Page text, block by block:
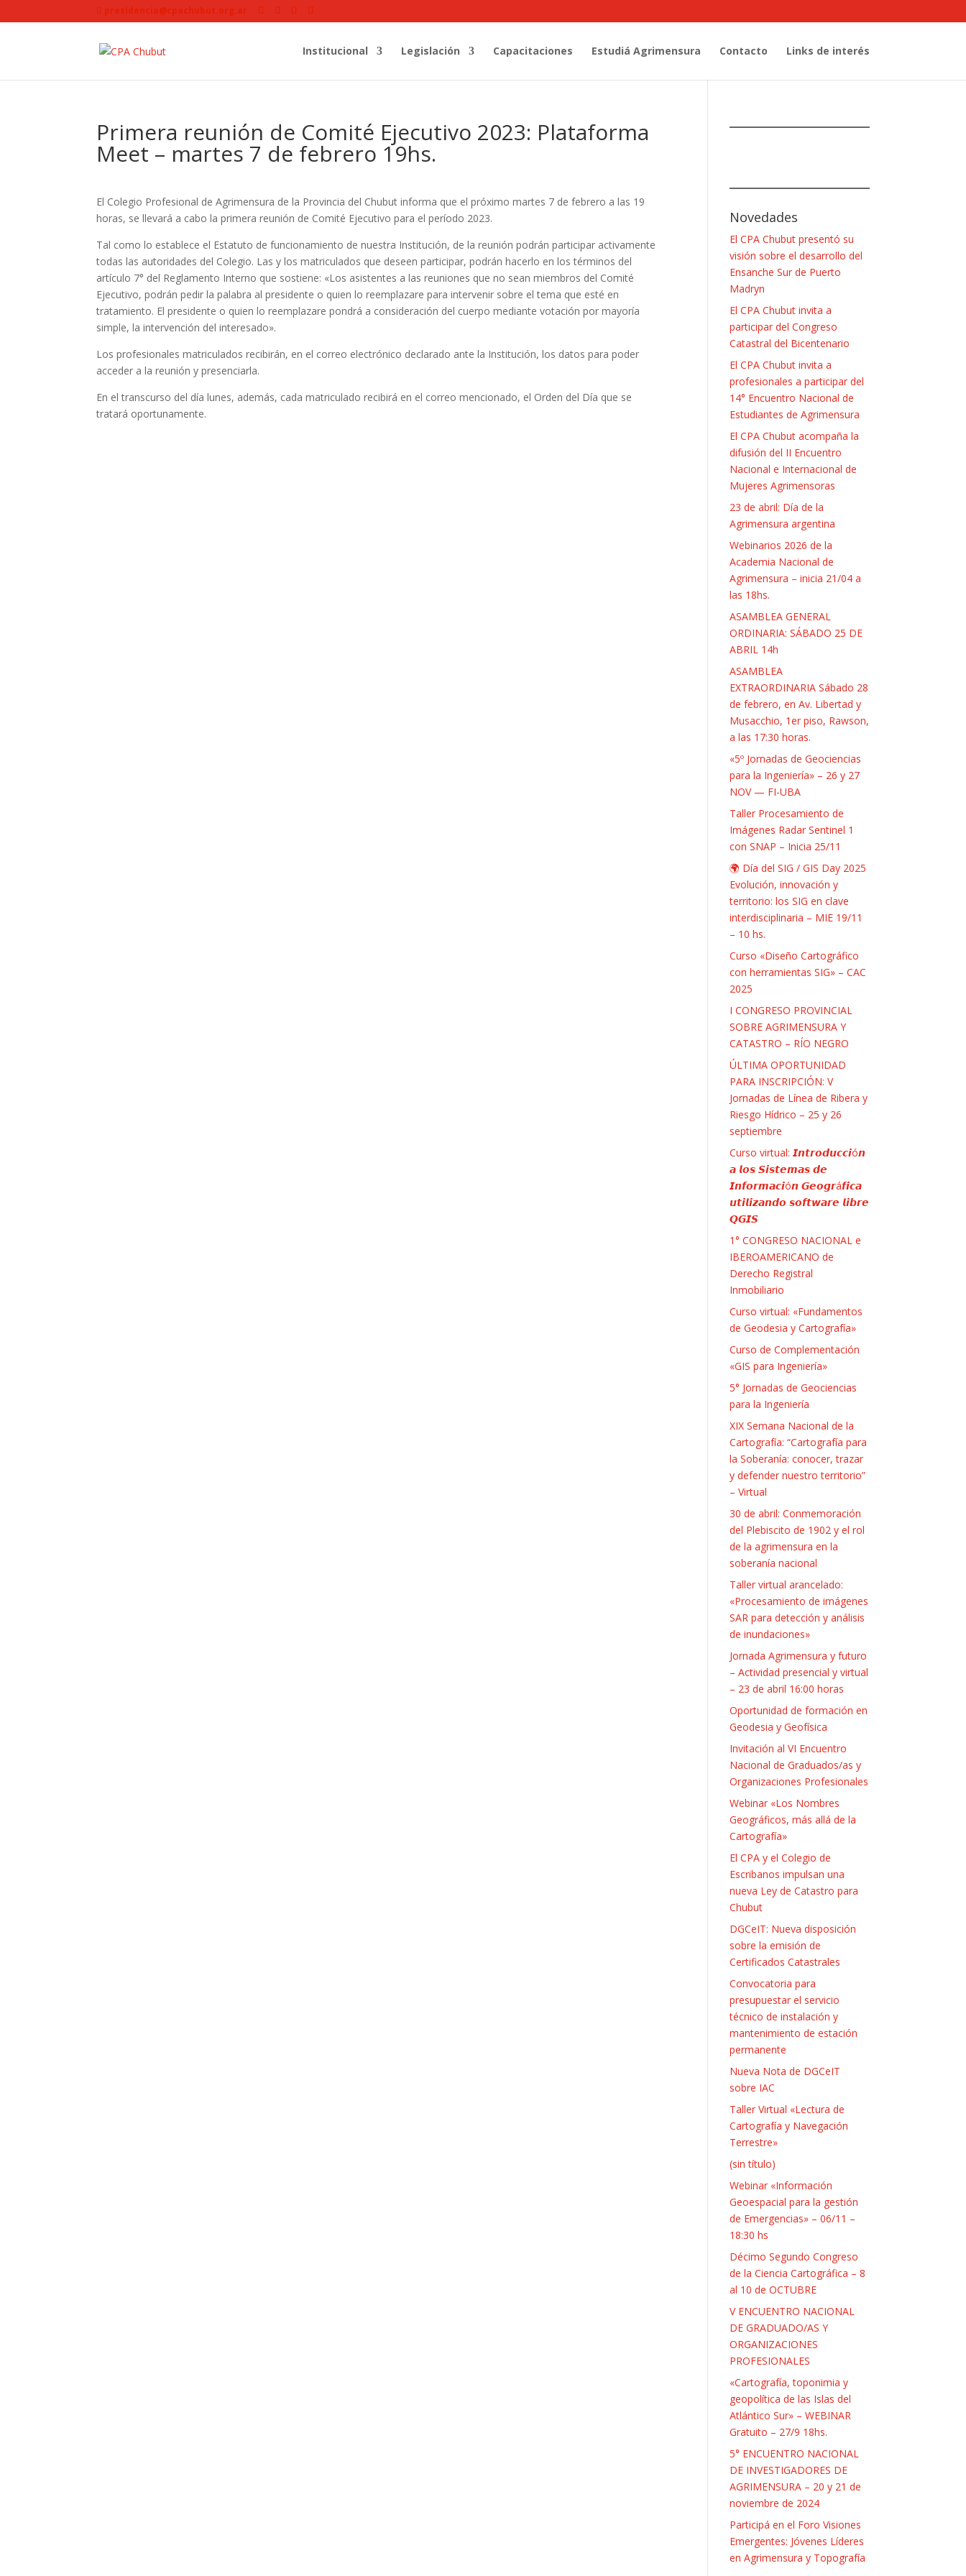
presidencia@cpachubut.org.ar
Institucional Legislación Capacitaciones Estudiá Agrimensura Contacto Links de interés
Primera reunión de Comité Ejecutivo 2023: Plataforma
Meet – martes 7 de febrero 19hs.
El Colegio Profesional de Agrimensura de la Provincia del Chubut informa que el próximo martes 7 de febrero a las 19
horas, se llevará a cabo la primera reunión de Comité Ejecutivo para el período 2023.
Tal como lo establece el Estatuto de funcionamiento de nuestra Institución, de la reunión podrán participar activamente
todas las autoridades del Colegio. Las y los matriculados que deseen participar, podrán hacerlo en los términos del
artículo 7° del Reglamento Interno que sostiene: «Los asistentes a las reuniones que no sean miembros del Comité
Ejecutivo, podrán pedir la palabra al presidente o quien lo reemplazare para intervenir sobre el tema que esté en
tratamiento. El presidente o quien lo reemplazare pondrá a consideración del cuerpo mediante votación por mayoría
simple, la intervención del interesado».
Los profesionales matriculados recibirán, en el correo electrónico declarado ante la Institución, los datos para poder
acceder a la reunión y presenciarla.
En el transcurso del día lunes, además, cada matriculado recibirá en el correo mencionado, el Orden del Día que se
tratará oportunamente.
Novedades
El CPA Chubut presentó su
visión sobre el desarrollo del
Ensanche Sur de Puerto
Madryn
El CPA Chubut invita a
participar del Congreso
Catastral del Bicentenario
El CPA Chubut invita a
profesionales a participar del
14° Encuentro Nacional de
Estudiantes de Agrimensura
El CPA Chubut acompaña la
difusión del II Encuentro
Nacional e Internacional de
Mujeres Agrimensoras
23 de abril: Día de la
Agrimensura argentina
Webinarios 2026 de la
Academia Nacional de
Agrimensura – inicia 21/04 a
las 18hs.
ASAMBLEA GENERAL
ORDINARIA: SÁBADO 25 DE
ABRIL 14h
ASAMBLEA
EXTRAORDINARIA Sábado 28
de febrero, en Av. Libertad y
Musacchio, 1er piso, Rawson,
a las 17:30 horas.
«5º Jornadas de Geociencias
para la Ingeniería» – 26 y 27
NOV — FI-UBA
Taller Procesamiento de
Imágenes Radar Sentinel 1
con SNAP – Inicia 25/11
🌍 Día del SIG / GIS Day 2025
Evolución, innovación y
territorio: los SIG en clave
interdisciplinaria – MIE 19/11
– 10 hs.
Curso «Diseño Cartográfico
con herramientas SIG» – CAC
2025
I CONGRESO PROVINCIAL
SOBRE AGRIMENSURA Y
CATASTRO – RÍO NEGRO
ÚLTIMA OPORTUNIDAD
PARA INSCRIPCIÓN: V
Jornadas de Línea de Ribera y
Riesgo Hídrico – 25 y 26
septiembre
Curso virtual: 𝙄𝙣𝙩𝙧𝙤𝙙𝙪𝙘𝙘𝙞ó𝙣
𝙖 𝙡𝙤𝙨 𝙎𝙞𝙨𝙩𝙚𝙢𝙖𝙨 𝙙𝙚
𝙄𝙣𝙛𝙤𝙧𝙢𝙖𝙘𝙞ó𝙣 𝙂𝙚𝙤𝙜𝙧á𝙛𝙞𝙘𝙖
𝙪𝙩𝙞𝙡𝙞𝙯𝙖𝙣𝙙𝙤 𝙨𝙤𝙛𝙩𝙬𝙖𝙧𝙚 𝙡𝙞𝙗𝙧𝙚
𝙌𝙂𝙄𝙎
1° CONGRESO NACIONAL e
IBEROAMERICANO de
Derecho Registral
Inmobiliario
Curso virtual: «Fundamentos
de Geodesia y Cartografía»
Curso de Complementación
«GIS para Ingeniería»
5° Jornadas de Geociencias
para la Ingeniería
XIX Semana Nacional de la
Cartografía: “Cartografía para
la Soberanía: conocer, trazar
y defender nuestro territorio”
– Virtual
30 de abril: Conmemoración
del Plebiscito de 1902 y el rol
de la agrimensura en la
soberanía nacional​
Taller virtual arancelado:
«Procesamiento de imágenes
SAR para detección y análisis
de inundaciones»
Jornada Agrimensura y futuro
– Actividad presencial y virtual
– 23 de abril 16:00 horas
Oportunidad de formación en
Geodesia y Geofísica
Invitación al VI Encuentro
Nacional de Graduados/as y
Organizaciones Profesionales
Webinar «Los Nombres
Geográficos, más allá de la
Cartografía»
El CPA y el Colegio de
Escribanos impulsan una
nueva Ley de Catastro para
Chubut
DGCeIT: Nueva disposición
sobre la emisión de
Certificados Catastrales
Convocatoria para
presupuestar el servicio
técnico de instalación y
mantenimiento de estación
permanente
Nueva Nota de DGCeIT
sobre IAC
Taller Virtual «Lectura de
Cartografía y Navegación
Terrestre»
(sin título)
2625
Webinar «Información
Geoespacial para la gestión
de Emergencias» – 06/11 –
18:30 hs
Décimo Segundo Congreso
de la Ciencia Cartográfica – 8
al 10 de OCTUBRE
V ENCUENTRO NACIONAL
DE GRADUADO/AS Y
ORGANIZACIONES
PROFESIONALES
«Cartografía, toponimia y
geopolítica de las Islas del
Atlántico Sur» – WEBINAR
Gratuito – 27/9 18hs.
5° ENCUENTRO NACIONAL
DE INVESTIGADORES DE
AGRIMENSURA – 20 y 21 de
noviembre de 2024
Participá en el Foro Visiones
Emergentes: Jóvenes Líderes
en Agrimensura y Topografía